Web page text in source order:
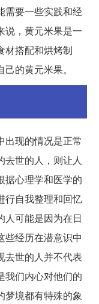
需要一些实践和经
说，黄元米果是一
材搭配和烘烤制
的黄元米果。
出现的情况是正常
去世的人，则让人
据心理学和医学的
行自我整理和回忆
人可能是因为在日
些经历在潜意识中
去世的人并不代表
我们内心对他们的
梦境都有特殊的象